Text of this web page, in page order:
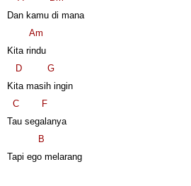
Dan kamu di mana
Am
Kita rindu
D
G
Kita masih ingin
C
F
Tau segalanya
B
Tapi ego melarang